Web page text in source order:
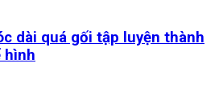
dài quá gối tập luyện thành
hình